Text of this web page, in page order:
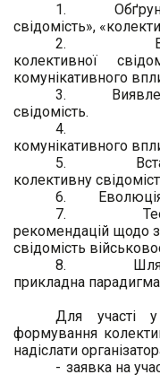
1.
свідомість»,
2.
колективної
комунікативного
3.
свідомість.
4.
комунікативного
5.
колективну
6.
7.
рекомендацій щодо
свідомість
8.
прикладна
Для участі
формування
надіслати
- заявка на